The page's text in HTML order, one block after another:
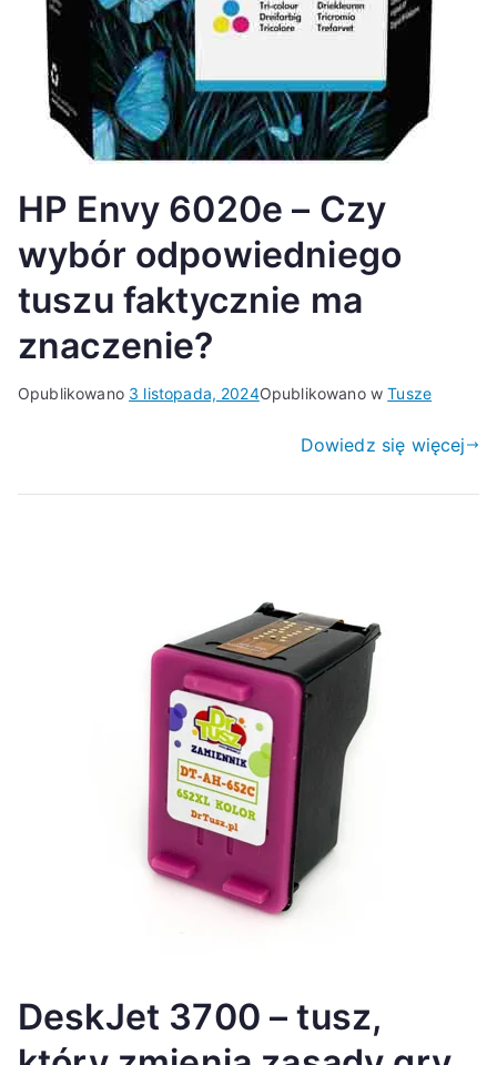
HP Envy 6020e – Czy
wybór odpowiedniego
tuszu faktycznie ma
znaczenie?
Opublikowano 3 listopada, 2024Opublikowano wTusze
Dowiedz się więcej
DeskJet 3700 – tusz,